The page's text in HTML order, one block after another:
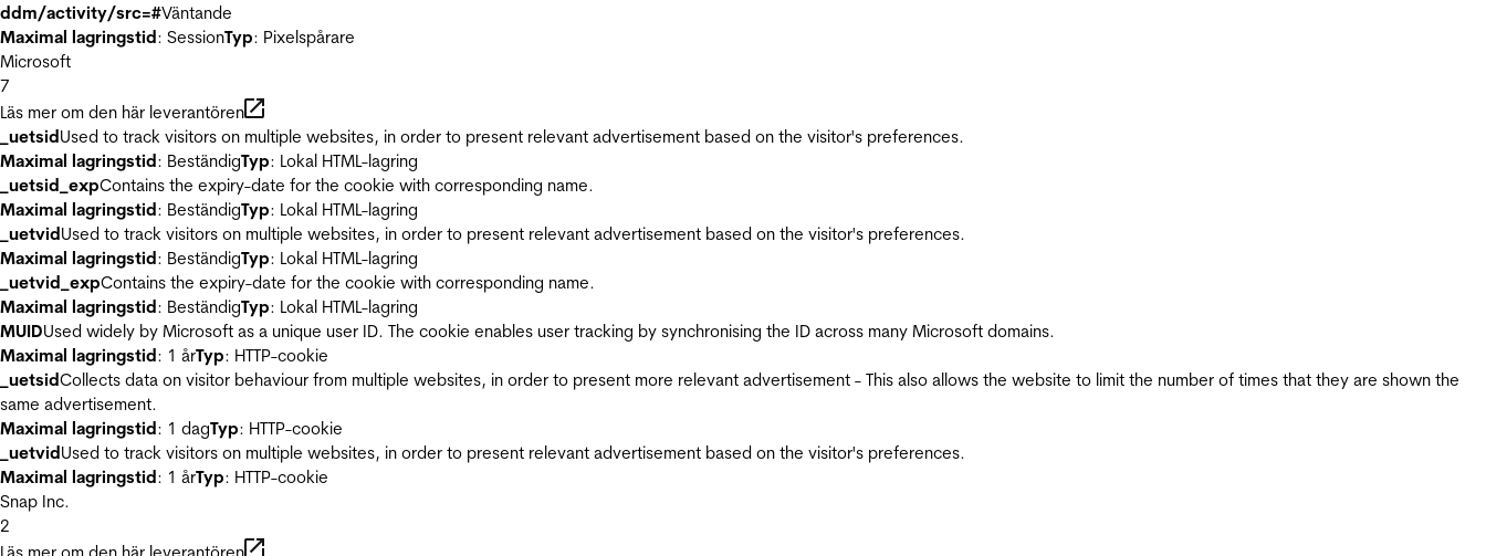
ddm/activity/src=#Väntande
Maximal lagringstid: SessionTyp: Pixelspårare
Microsoft
7
Läs mer om den här leverantören
_uetsidUsed to track visitors on multiple websites, in order to present relevant advertisement based on the visitor's preferences.
Maximal lagringstid: BeständigTyp: Lokal HTML-lagring
_uetsid_expContains the expiry-date for the cookie with corresponding name.
Maximal lagringstid: BeständigTyp: Lokal HTML-lagring
_uetvidUsed to track visitors on multiple websites, in order to present relevant advertisement based on the visitor's preferences.
Maximal lagringstid: BeständigTyp: Lokal HTML-lagring
_uetvid_expContains the expiry-date for the cookie with corresponding name.
Maximal lagringstid: BeständigTyp: Lokal HTML-lagring
MUIDUsed widely by Microsoft as a unique user ID. The cookie enables user tracking by synchronising the ID across many Microsoft domains.
Maximal lagringstid: 1 årTyp: HTTP-cookie
_uetsidCollects data on visitor behaviour from multiple websites, in order to present more relevant advertisement - This also allows the website to limit the number of times that they are shown the
same advertisement.
Maximal lagringstid: 1 dagTyp: HTTP-cookie
_uetvidUsed to track visitors on multiple websites, in order to present relevant advertisement based on the visitor's preferences.
Maximal lagringstid: 1 årTyp: HTTP-cookie
Snap Inc.
2